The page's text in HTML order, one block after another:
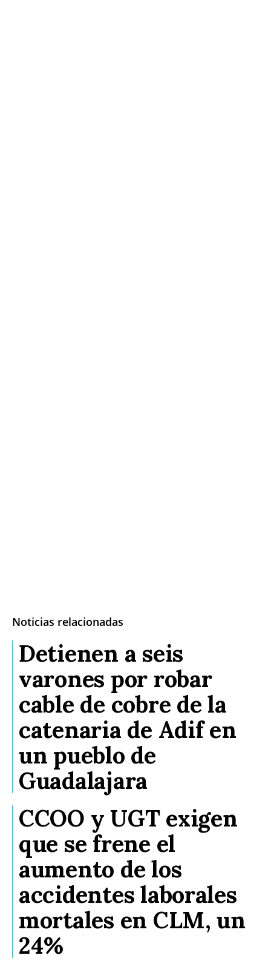
Noticias relacionadas
Detienen a seis
varones por robar
cable de cobre de la
catenaria de Adif en
un pueblo de
Guadalajara
CCOO y UGT exigen
que se frene el
aumento de los
accidentes laborales
mortales en CLM, un
24%